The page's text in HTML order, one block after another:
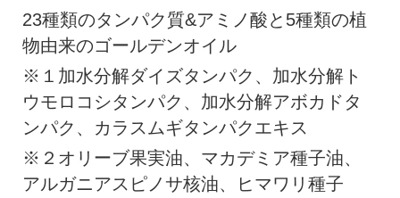
23種類のタンパク質&アミノ酸と5種類の植
物由来のゴールデンオイル
※１加水分解ダイズタンパク、加水分解ト
ウモロコシタンパク、加水分解アボカドタ
ンパク、カラスムギタンパクエキス
※２オリーブ果実油、マカデミア種子油、
アルガニアスピノサ核油、ヒマワリ種子